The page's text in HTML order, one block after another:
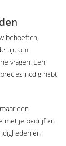
behoeften,
tijd om
vragen. Een
nodig hebt
een
met je bedrijf en
en